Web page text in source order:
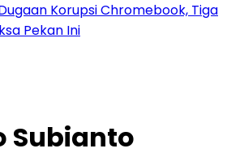
Korupsi Chromebook, Tiga
Pekan Ini
Subianto